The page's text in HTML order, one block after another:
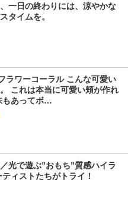
一日の終わりには、涼やかな
タイムを。
ラワーコーラル こんな可愛い
これは本当に可愛い頬が作れ
もあってボ…
光で遊ぶ”おもち”質感ハイラ
ィストたちがトライ！